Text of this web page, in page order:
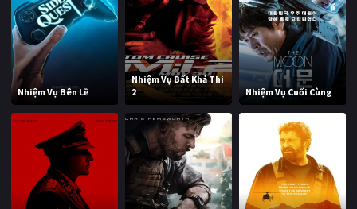
Nhiệm Vụ Bên Lề
Nhiệm Vụ Bất Khả Thi
2
Nhiệm Vụ Cuối Cùng